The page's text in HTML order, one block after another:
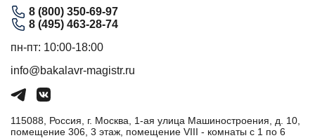
8 (800) 350-69-97
8 (495) 463-28-74
пн-пт: 10:00-18:00
info@bakalavr-magistr.ru
115088, Россия, г. Москва, 1-ая улица Машиностроения, д. 10,
помещение 306, 3 этаж, помещение VIII - комнаты с 1 по 6